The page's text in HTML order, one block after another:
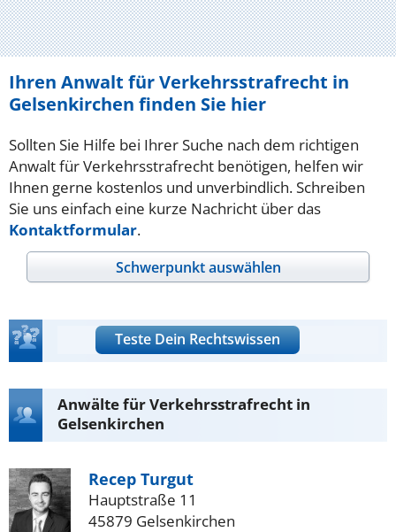
Ihren Anwalt für Verkehrsstrafrecht in
Gelsenkirchen finden Sie hier
Sollten Sie Hilfe bei Ihrer Suche nach dem richtigen
Anwalt für Verkehrsstrafrecht benötigen, helfen wir
Ihnen gerne kostenlos und unverbindlich. Schreiben
Sie uns einfach eine kurze Nachricht über das
Kontaktformular.
Schwerpunkt auswählen
Teste Dein Rechtswissen
Anwälte für Verkehrsstrafrecht in
Gelsenkirchen
Recep Turgut
Hauptstraße 11
45879 Gelsenkirchen